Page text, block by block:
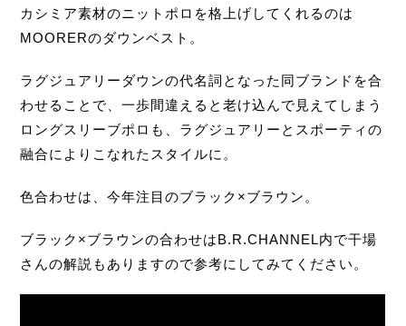
カシミア素材のニットポロを格上げしてくれるのは
MOORERのダウンベスト。
ラグジュアリーダウンの代名詞となった同ブランドを合
わせることで、一歩間違えると老け込んで見えてしまう
ロングスリーブポロも、ラグジュアリーとスポーティの
融合によりこなれたスタイルに。
色合わせは、今年注目のブラック×ブラウン。
ブラック×ブラウンの合わせはB.R.CHANNEL内で干場
さんの解説もありますので参考にしてみてください。